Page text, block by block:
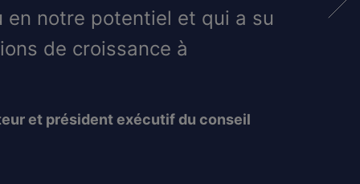
en notre potentiel et qui a su
de croissance à
et président exécutif du conseil